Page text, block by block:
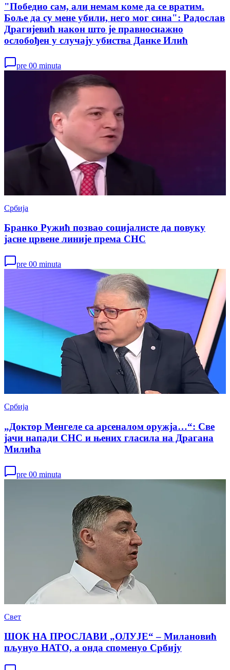
"Победио сам, али немам коме да се вратим.
Боље да су мене убили, него мог сина": Радослав
Драгијевић након што је правноснажно
ослобођен у случају убиства Данке Илић
pre 00 minuta
Србија
Бранко Ружић позвао социјалисте да повуку
јасне црвене линије према СНС
pre 00 minuta
Србија
„Доктор Менгеле са арсеналом оружја…“: Све
јачи напади СНС и њених гласила на Драгана
Милића
pre 00 minuta
Свет
ШОК НА ПРОСЛАВИ „ОЛУЈЕ“ – Милановић
пљунуо НАТО, а онда споменуо Србију